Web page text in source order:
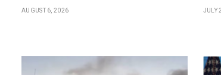
AUGUST 6, 2026 JULY